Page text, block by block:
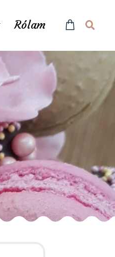
Rólam